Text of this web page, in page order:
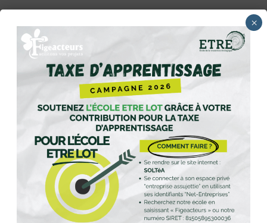
Un immense merci à tous les intervenant·es passionné·es,
aux partenaires et aux stagiaires pour leur énergie et leur
implication !
Il va de soi que rien de tout ça ne serait possible sans nos
partenaires et nos financeurs dans cette aventure collective
Fonds Social Européen (FSE)/La Région Occitanie /
Pyrénées-Méditerranée/ @Le fond’action jeunes
Agricole Nord Midi-Pyrénées/ Agence Randstad Figeac
France Travail/Ville De Figeac/Mission Locale du Lot/
MISSION LOCALE AVEYRON/Département du Lotainsi que
tous nos bénévoles !
On a hâte de vous croiser autour de ce projet,
L’Equipe Etre Lot,
Plume Mattio Guillaume Bach
×